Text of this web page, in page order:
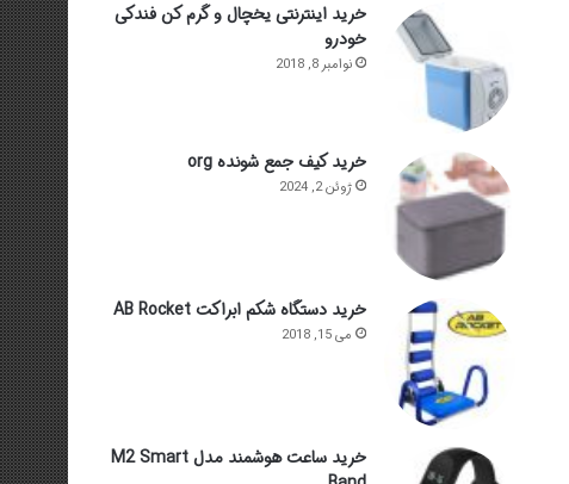
خرید اینترنتی یخچال و گرم کن فندکی
خودرو
نوامبر 8, 2018
خرید کیف جمع شونده org
ژوئن 2, 2024
خرید دستگاه شکم ابراکت AB Rocket
می 15, 2018
خرید ساعت هوشمند مدل M2 Smart